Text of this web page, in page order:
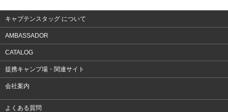
キャプテンスタッグ について
AMBASSADOR
CATALOG
提携キャンプ場・関連サイト
会社案内
よくある質問